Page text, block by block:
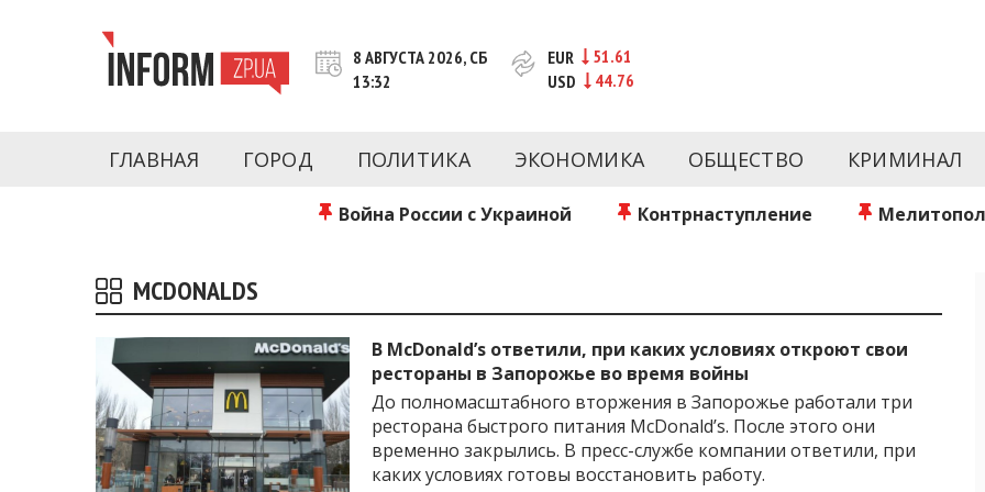
INFORM.ZP.UA – это информационный портал и сайт новостей города Запорожья. Каждый
последние новости Запорожья и Запорожской области за день. Информация и персоны Запорожья.
о событиях города Запорожья и области.
8 АВГУСТА 2026, СБ
13:32
EUR
51.61
USD
44.76
ГЛАВНАЯ ГОРОД ПОЛИТИКА ЭКОНОМИКА ОБЩЕСТВО КРИМИНАЛ
Война России с Украиной Контрнаступление
MCDONALDS
В McDonald’s ответили, при каких условиях откроют свои
рестораны в Запорожье во время войны
До полномасштабного вторжения в Запорожье работали три
ресторана быстрого питания McDonald’s. После этого они
временно закрылись. В пресс-службе компании ответили, при
каких условиях готовы восстановить работу.